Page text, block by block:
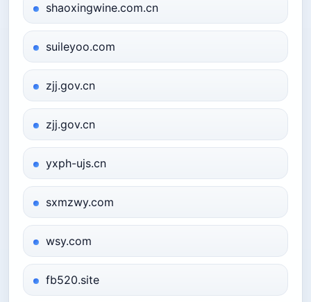
shaoxingwine.com.cn
suileyoo.com
zjj.gov.cn
zjj.gov.cn
yxph-ujs.cn
sxmzwy.com
wsy.com
fb520.site